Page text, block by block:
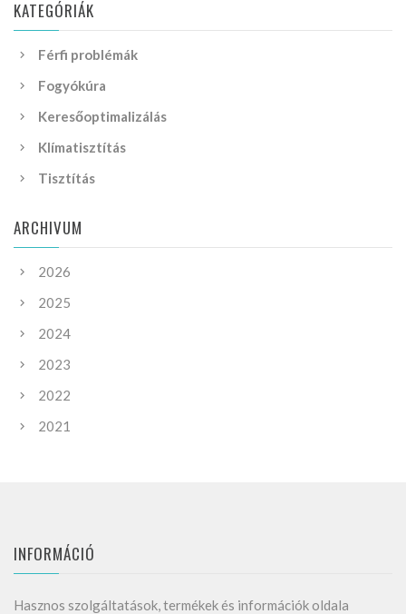
KATEGÓRIÁK
Férfi problémák
Fogyókúra
Keresőoptimalizálás
Klímatisztítás
Tisztítás
ARCHIVUM
2026
2025
2024
2023
2022
2021
INFORMÁCIÓ
Hasznos szolgáltatások, termékek és információk oldala